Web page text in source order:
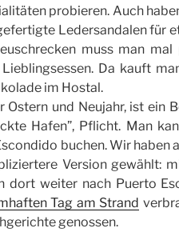
probieren. Auch
Ledersandalen für
muss man mal
Da kauft
im Hostal.
Ostern und Neujahr, ist ein
Hafen”, Pflicht. Man
buchen. Wir haben
Version gewählt:
dort weiter nach Puerto
Tag am Strand
genossen.